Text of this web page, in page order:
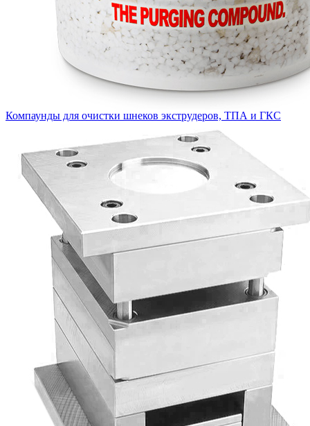
Компаунды для очистки шнеков экструдеров, ТПА и ГКС